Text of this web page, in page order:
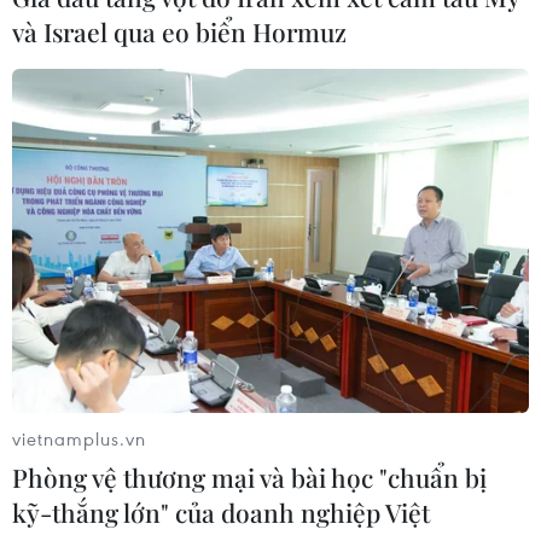
Quan hệ Đối tác chiến
lược toàn diện Việt Nam-Thái Lan
Chỉ số sản xuất công
nghiệp tăng 11,4% trong 7 tháng qua
04/08/2026 23:09
Đầu tư của Việt Nam ra
nước ngoài trong 7 tháng đạt 2,36 tỷ
04/08/2026 23:08
Trung tâm Gốm Bát
và Israel qua eo biển Hormuz
vietnamplus.vn
Phòng vệ thương mại và bài học "chuẩn bị
kỹ-thắng lớn" của doanh nghiệp Việt